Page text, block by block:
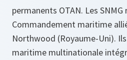
permanents OTAN. Les
Commandement maritime
Northwood (Royaume-Uni).
maritime multinationale